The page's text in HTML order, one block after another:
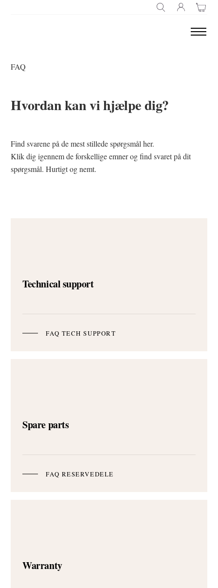
FAQ
Hvordan kan vi hjælpe dig?
Find svarene på de mest stillede spørgsmål her.
Klik dig igennem de forskellige emner og find svaret på dit
spørgsmål. Hurtigt og nemt.
Technical support
FAQ TECH SUPPORT
Spare parts
FAQ RESERVEDELE
Warranty